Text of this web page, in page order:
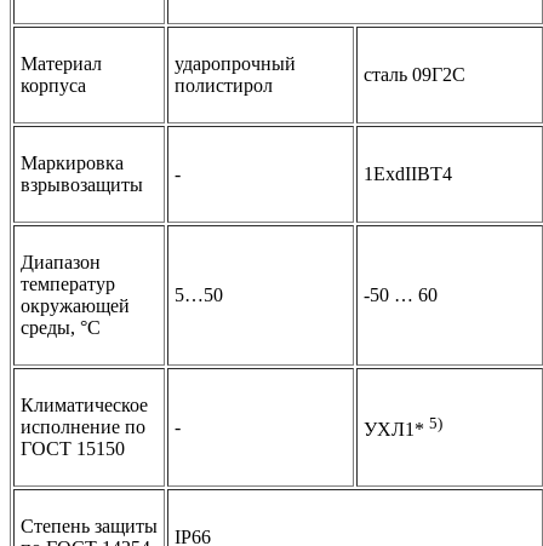
Материал
корпуса
ударопрочный
полистирол
сталь 09Г2С
Маркировка
взрывозащиты
- 1ExdIIBT4
Диапазон
температур
окружающей
среды, °С
5…50 -50 … 60
Климатическое
исполнение по
ГОСТ 15150
- УХЛ1* 5)
Степень защиты
IP66